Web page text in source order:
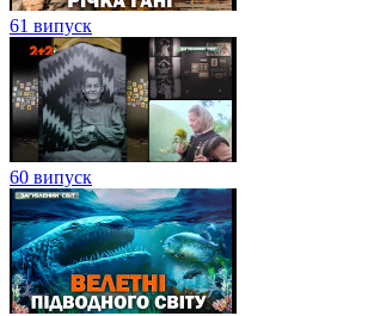
61 випуск
60 випуск